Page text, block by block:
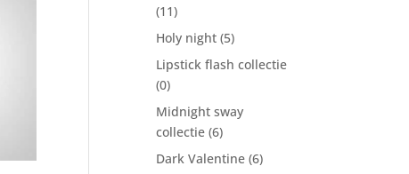
(11)
Holy night (5)
Lipstick flash collectie
(0)
Midnight sway
collectie (6)
Dark Valentine (6)